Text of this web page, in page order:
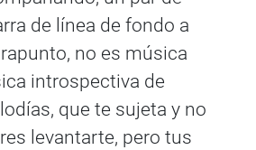
de línea de fondo a
no es música
introspectiva de
que te sujeta y no
levantarte, pero tus